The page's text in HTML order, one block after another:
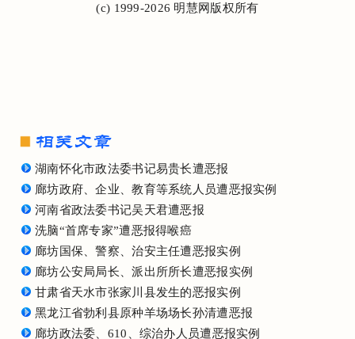
(c) 1999-2026 明慧网版权所有
湖南怀化市政法委书记易贵长遭恶报
廊坊政府、企业、教育等系统人员遭恶报实例
河南省政法委书记吴天君遭恶报
洗脑“首席专家”遭恶报得喉癌
廊坊国保、警察、治安主任遭恶报实例
廊坊公安局局长、派出所所长遭恶报实例
甘肃省天水市张家川县发生的恶报实例
黑龙江省勃利县原种羊场场长孙清遭恶报
廊坊政法委、610、综治办人员遭恶报实例